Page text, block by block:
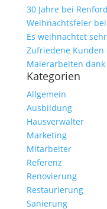
30 Jahre bei
Weihnachtsfeier
Es weihnachtet
Zufriedene
Malerarbeiten
Kategorien
Allgemein
Ausbildung
Hausverwalter
Marketing
Mitarbeiter
Referenz
Renovierung
Restaurierung
Sanierung